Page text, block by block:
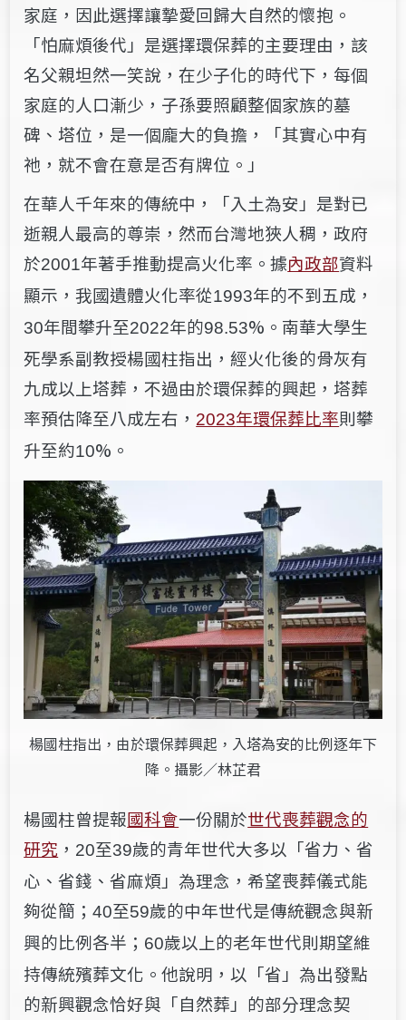
家庭，因此選擇讓摯愛回歸大自然的懷抱。
「怕麻煩後代」是選擇環保葬的主要理由，該
名父親坦然一笑說，在少子化的時代下，每個
家庭的人口漸少，子孫要照顧整個家族的墓
碑、塔位，是一個龐大的負擔，「其實心中有
祂，就不會在意是否有牌位。」
在華人千年來的傳統中，「入土為安」是對已
逝親人最高的尊崇，然而台灣地狹人稠，政府
於2001年著手推動提高火化率。據內政部資料
顯示，我國遺體火化率從1993年的不到五成，
30年間攀升至2022年的98.53%。南華大學生
死學系副教授楊國柱指出，經火化後的骨灰有
九成以上塔葬，不過由於環保葬的興起，塔葬
率預估降至八成左右， 2023年環保葬比率則攀
升至約10%。
楊國柱指出，由於環保葬興起，入塔為安的比例逐年下
降。攝影／林芷君
楊國柱曾提報國科會一份關於世代喪葬觀念的
研究 ， 20至39歲的青年世代大多以「省力、省
心、省錢、省麻煩」為理念，希望喪葬儀式能
夠從簡；40至59歲的中年世代是傳統觀念與新
興的比例各半； 60歲以上的老年世代則期望維
持傳統殯葬文化。他說明，以「省」為出發點
的新興觀念恰好與「自然葬」的部分理念契